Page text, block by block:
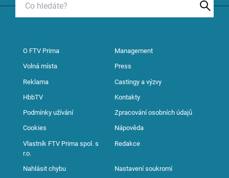
O FTV Prima Management
Volná místa Press
Reklama Castingy a výzvy
HbbTV Kontakty
Podmínky užívání Zpracování osobních údajů
Cookies Nápověda
Vlastník FTV Prima spol. s
r.o.
Redakce
Nahlásit chybu Nastavení soukromí